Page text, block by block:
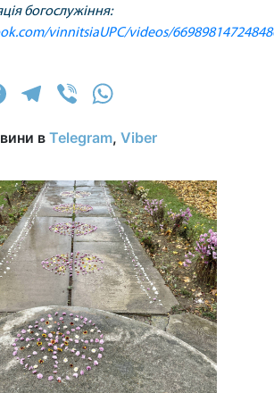
богослужіння:
vinnitsiaUPC/videos/
Facebook
Telegram
Viber
в Telegram, Viber